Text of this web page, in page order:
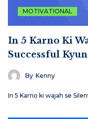
MOTIVATIONAL
In 5 Karno Ki
Successful
By Kenny
In 5 Karno ki wajah se